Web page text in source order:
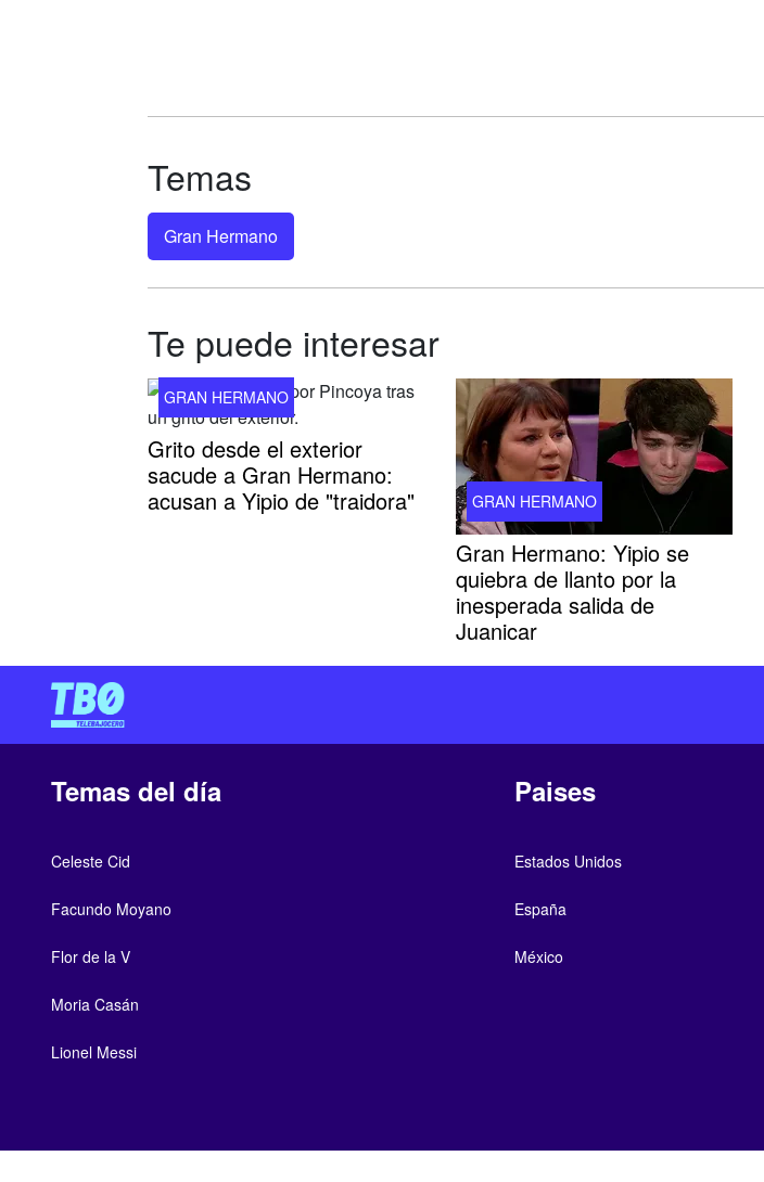
Temas
Gran Hermano
Te puede interesar
GRAN HERMANO
Grito desde el exterior
sacude a Gran Hermano:
acusan a Yipio de "traidora"
GRAN HERMANO
Gran Hermano: Yipio se
quiebra de llanto por la
inesperada salida de
Juanicar
Temas del día
Celeste Cid
Facundo Moyano
Flor de la V
Moria Casán
Lionel Messi
Paises
Estados Unidos
España
México